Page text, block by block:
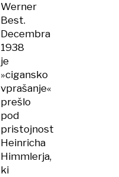
Werner
Best.
Decembra
1938
je
»cigansko
vprašanje«
prešlo
pod
pristojnost
Heinricha
Himmlerja,
ki